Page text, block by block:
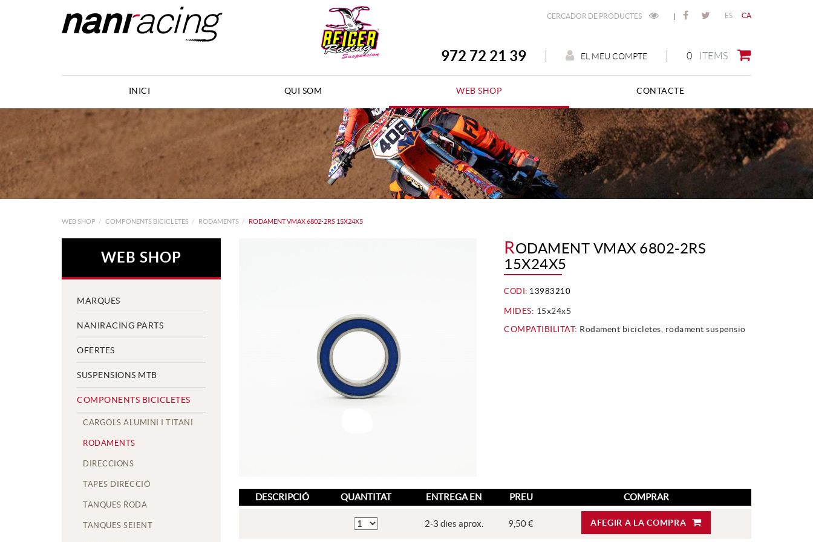
ES CA
CERCADOR DE PRODUCTES |
0 ITEMS
EL MEU COMPTE
972 72 21 39
INICI QUI SOM WEB SHOP CONTACTE
WEB SHOP COMPONENTS BICICLETES RODAMENTS RODAMENT VMAX 6802-2RS 15X24X5
WEB SHOP
MARQUES
NANIRACING PARTS
OFERTES
SUSPENSIONS MTB
COMPONENTS BICICLETES
CARGOLS ALUMINI I TITANI
RODAMENTS
DIRECCIONS
TAPES DIRECCIÓ
TANQUES RODA
TANQUES SEIENT
RODAMENT VMAX 6802-2RS
15X24X5
CODI: 13983210
MIDES: 15x24x5
COMPATIBILITAT: Rodament bicicletes, rodament suspensio
DESCRIPCIÓ QUANTITAT ENTREGA EN PREU COMPRAR
2-3 dies aprox. 9,50 € AFEGIR A LA COMPRA